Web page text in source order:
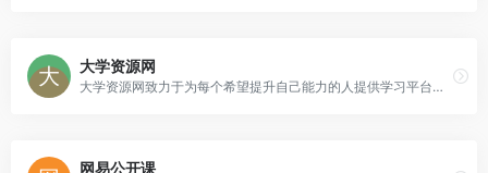
大学资源网
大学资源网致力于为每个希望提升自己能力的人提供学习平台，通过这个平台每个人都有平等提高自己能力的机会，主要学习资源有：大学课程、中学课程、小学课程、管理课程培训等视频教程！
网易公开课